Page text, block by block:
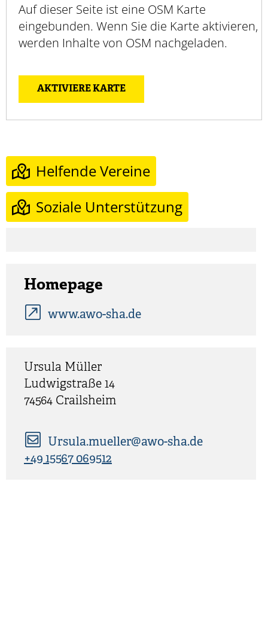
Auf dieser Seite ist eine OSM Karte
eingebunden. Wenn Sie die Karte aktivieren,
werden Inhalte von OSM nachgeladen.
AKTIVIERE KARTE
Helfende Vereine
Soziale Unterstützung
Homepage
www.awo-sha.de
Ursula Müller
Ludwigstraße 14
74564 Crailsheim
Ursula.mueller@awo-sha.de
+49 15567 069512